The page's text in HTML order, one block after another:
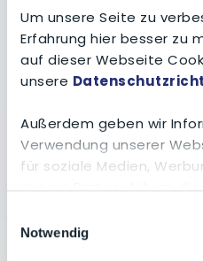
Um unsere Seite zu
Erfahrung hier besser zu
auf dieser Webseite
unsere
Außerdem geben wir
Verwendung unserer
für soziale Medien,
die du ihnen
Rahmen Ihrer Nutzung
Notwendig